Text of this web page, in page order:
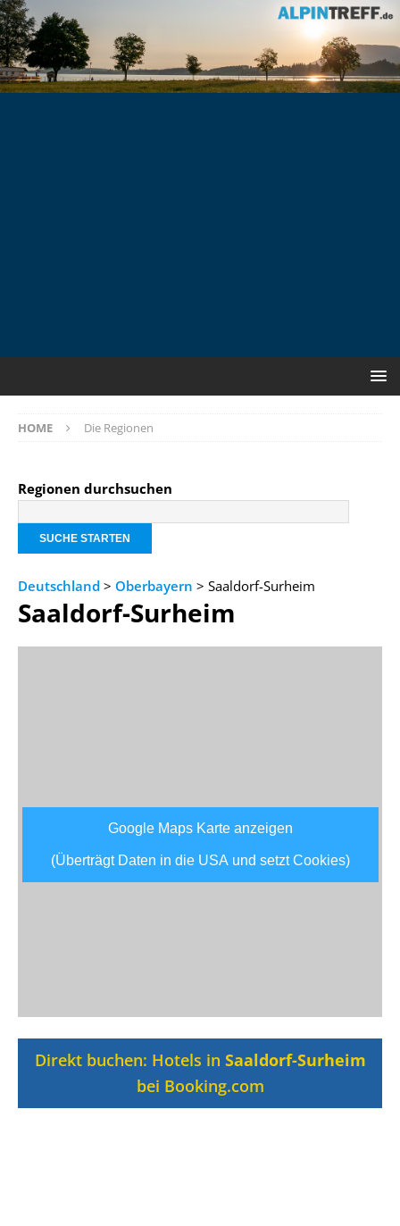
HOME Die Regionen
Regionen durchsuchen
Deutschland > Oberbayern > Saaldorf-Surheim
Saaldorf-Surheim
Google Maps Karte anzeigen
(Überträgt Daten in die USA und setzt Cookies)
Direkt buchen: Hotels in Saaldorf-Surheim
bei Booking.com